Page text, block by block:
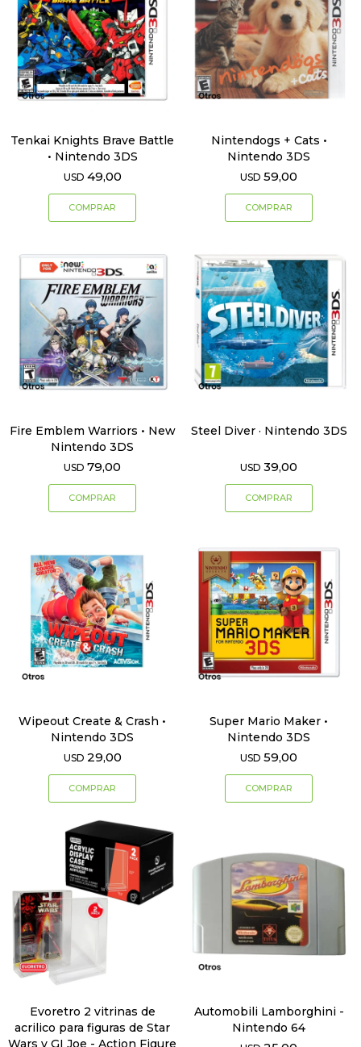
Tenkai Knights Brave Battle
• Nintendo 3DS
USD 49,00
Nintendogs + Cats •
Nintendo 3DS
USD 59,00
Fire Emblem Warriors • New
Nintendo 3DS
USD 79,00
Steel Diver · Nintendo 3DS
USD 39,00
Wipeout Create & Crash •
Nintendo 3DS
USD 29,00
Super Mario Maker •
Nintendo 3DS
USD 59,00
Evoretro 2 vitrinas de
acrilico para figuras de Star
Wars y GI Joe - Action Figure
Automobili Lamborghini -
Nintendo 64